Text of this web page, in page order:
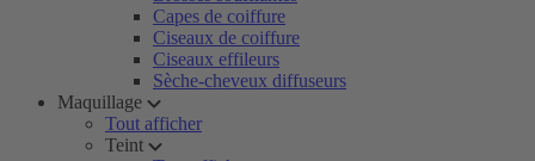
Capes de coiffure
Ciseaux de coiffure
Ciseaux effileurs
Sèche-cheveux diffuseurs
Maquillage
Tout afficher
Teint